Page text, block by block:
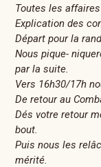
Toutes les
Explication des
Départ pour la
Nous pique-
par la suite.
Vers 16h30/17h
De retour au
Dés votre retour
bout.
Puis nous les
mérité.